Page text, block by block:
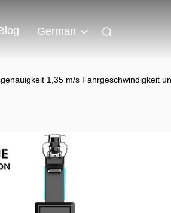
German
1,35 m/s Fahrgeschwindigkeit